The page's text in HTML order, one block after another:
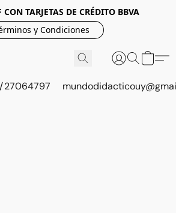
TARJETAS DE CRÉDITO BBVA
y Condiciones
27064797